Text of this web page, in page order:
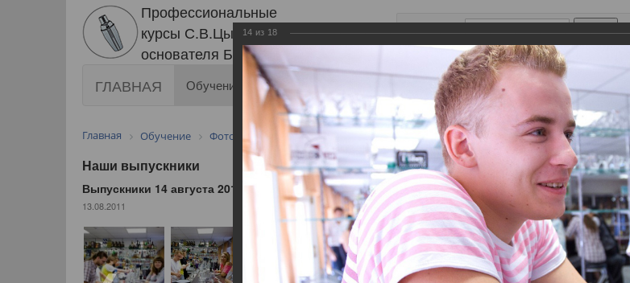
Профессиональные
курсы С.В.Цыро
основателя Б.А.Р.
поиск по сайту
ГЛАВНАЯ Обучение Информация Напитки Выездной бар Контакты
Главная Обучение Фото Выпускники 14 августа 2011
Наши выпускники
Выпускники 14 августа 2011
13.08.2011
14 из 18